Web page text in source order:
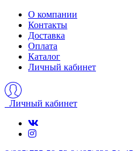
О компании
Контакты
Доставка
Оплата
Каталог
Личный кабинет
Личный кабинет